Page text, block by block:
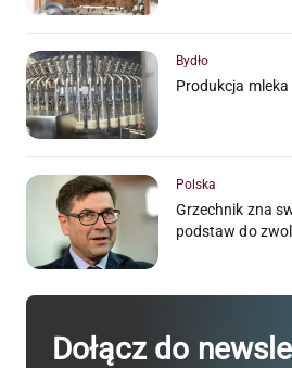
Bydło
Produkcja
Polska
Grzechnik zna
podstaw do
Dołącz do